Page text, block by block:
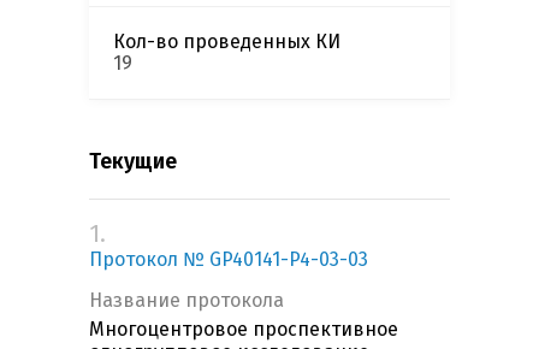
Кол-во проведенных КИ
19
Текущие
1.
Протокол № GP40141-P4-03-03
Название протокола
Многоцентровое проспективное